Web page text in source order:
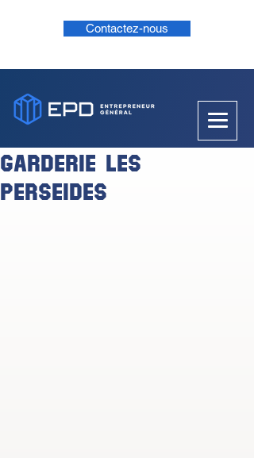
Contactez-nous
GARDERIE LES
PERSEIDES